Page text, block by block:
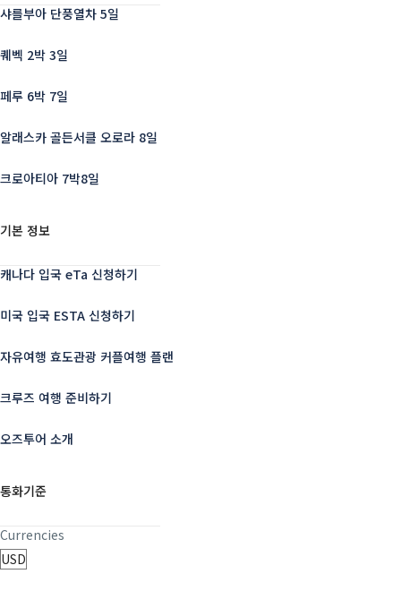
샤를부아 단풍열차 5일
퀘벡 2박 3일
페루 6박 7일
알래스카 골든서클 오로라 8일
크로아티아 7박8일
기본 정보
캐나다 입국 eTa 신청하기
미국 입국 ESTA 신청하기
자유여행 효도관광 커플여행 플랜
크루즈 여행 준비하기
오즈투어 소개
통화기준
Currencies